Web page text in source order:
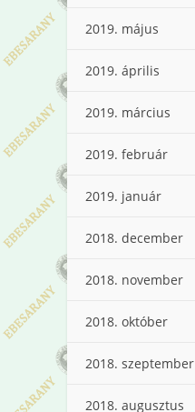
2019. május
2019. április
2019. március
2019. február
2019. január
2018. december
2018. november
2018. október
2018. szeptember
2018. augusztus